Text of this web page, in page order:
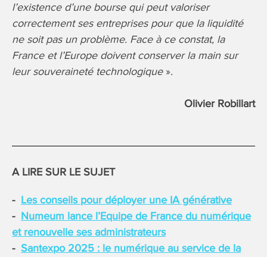
l’existence d’une bourse qui peut valoriser
correctement ses entreprises pour que la liquidité
ne soit pas un problème. Face à ce constat, la
France et l’Europe doivent conserver la main sur
leur souveraineté technologique».
Olivier Robillart
A LIRE SUR LE SUJET
Les conseils pour déployer une IA générative
Numeum lance l’Equipe de France du numérique
et renouvelle ses administrateurs
Santexpo 2025 : le numérique au service de la